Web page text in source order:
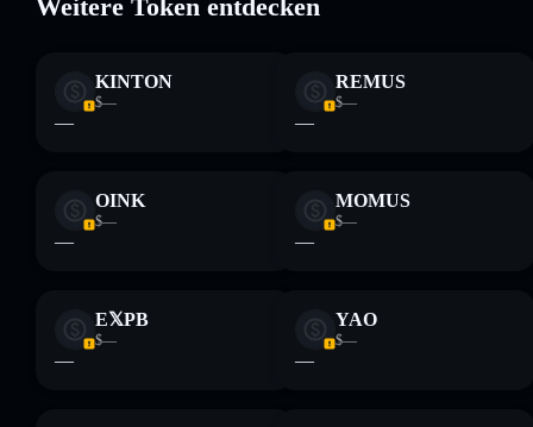
on Sol
veränderbar
Haftungsausschluss: Diese Informationen dienen
ausschließlich Bildungszwecken und stellen keine
Weitere Token entdecken
KINTON
$—
—
REMUS
$—
—
OINK
$—
—
MOMUS
$—
—
E𝕏PB
$—
—
YAO
$—
—